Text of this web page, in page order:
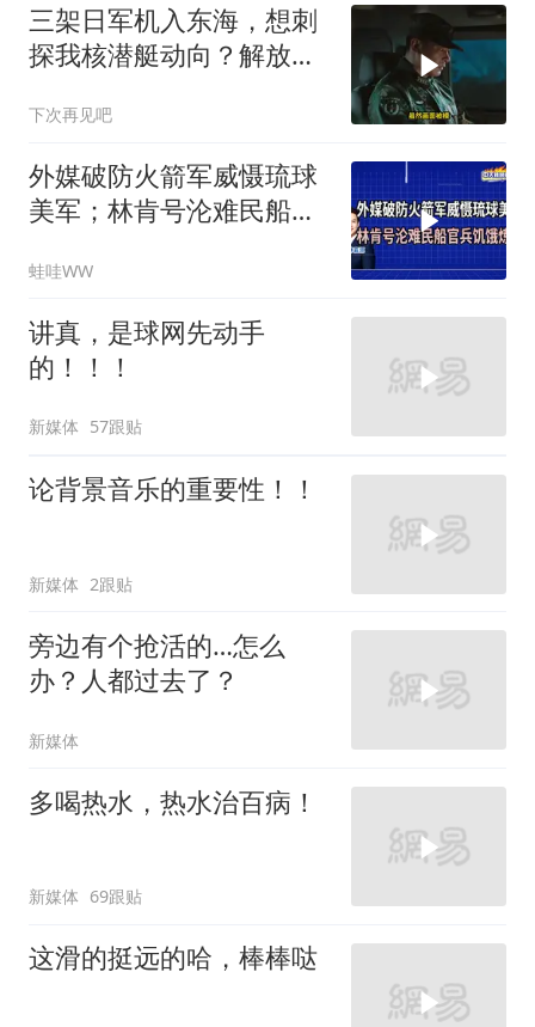
三架日军机入东海，想刺
探我核潜艇动向？解放军
下次再见吧
外媒破防火箭军威慑琉球
美军；林肯号沦难民船官
亮.栗正杰｜辣晚报
20260807
蛙哇WW
讲真，是球网先动手
的！！！
新媒体 57跟贴
论背景音乐的重要性！！
新媒体 2跟贴
旁边有个抢活的…怎么
办？人都过去了？
新媒体
多喝热水，热水治百病！
新媒体 69跟贴
这滑的挺远的哈，棒棒哒